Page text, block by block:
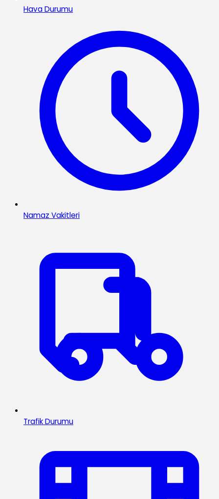
Hava Durumu
Namaz Vakitleri
Trafik Durumu